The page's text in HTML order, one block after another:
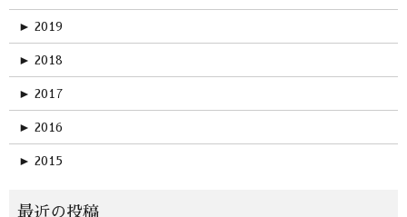
► 2019
► 2018
► 2017
► 2016
► 2015